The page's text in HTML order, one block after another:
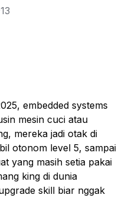
embedded systems
mesin cuci atau
mereka jadi otak di
otonom level 5, sampai
yang masih setia pakai
king di dunia
skill biar nggak